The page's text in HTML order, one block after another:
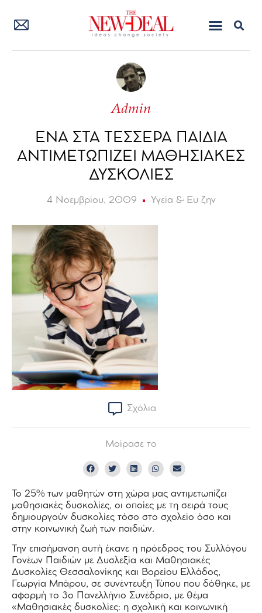
Admin
ΕΝΑ ΣΤΑ ΤΕΣΣΕΡΑ ΠΑΙΔΙΑ
ΑΝΤΙΜΕΤΩΠΙΖΕΙ ΜΑΘΗΣΙΑΚΕΣ
ΔΥΣΚΟΛΙΕΣ
4 Νοεμβρίου, 2009 Υγεία & Ευ ζην
Σχόλια
Μοίρασε το
Το 25% των μαθητών στη χώρα μας αντιμετωπίζει
μαθησιακές δυσκολίες, οι οποίες με τη σειρά τους
δημιουργούν δυσκολίες τόσο στο σχολείο όσο και
στην κοινωνική ζωή των παιδιών.
Την επισήμανση αυτή έκανε η πρόεδρος του Συλλόγου
Γονέων Παιδιών με Δυσλεξία και Μαθησιακές
Δυσκολίες Θεσσαλονίκης και Βορείου Ελλάδος,
Γεωργία Μπάρου, σε συνέντευξη Τύπου που δόθηκε, με
αφορμή το 3ο Πανελλήνιο Συνέδριο, με θέμα
«Μαθησιακές δυσκολίες: η σχολική και κοινωνική